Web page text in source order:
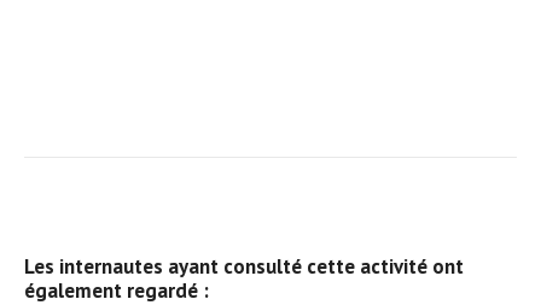
Les internautes ayant consulté cette activité ont
également regardé :